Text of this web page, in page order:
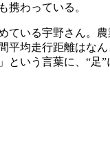
携わっている。
ている宇野さん。
平均走行距離はな
いう言葉に、“足”